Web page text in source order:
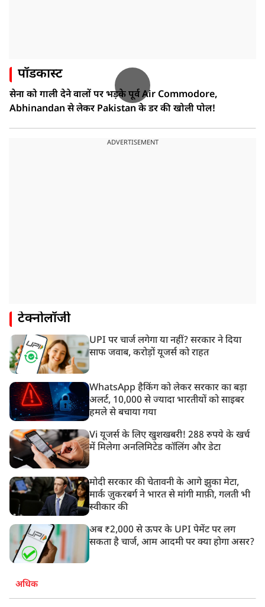
पॉडकास्ट
सेना को गाली देने वालों पर भड़के पूर्व Air Commodore,
Abhinandan से लेकर Pakistan के डर की खोली पोल!
ADVERTISEMENT
टेक्नोलॉजी
UPI पर चार्ज लगेगा या नहीं? सरकार ने दिया
साफ जवाब, करोड़ों यूजर्स को राहत
WhatsApp हैकिंग को लेकर सरकार का बड़ा
अलर्ट, 10,000 से ज्यादा भारतीयों को साइबर
हमले से बचाया गया
Vi यूजर्स के लिए खुशखबरी! 288 रुपये के खर्च
में मिलेगा अनलिमिटेड कॉलिंग और डेटा
मोदी सरकार की चेतावनी के आगे झुका मेटा,
मार्क ज़ुकरबर्ग ने भारत से मांगी माफ़ी, गलती भी
स्वीकार की
अब ₹2,000 से ऊपर के UPI पेमेंट पर लग
सकता है चार्ज, आम आदमी पर क्या होगा असर?
अधिक